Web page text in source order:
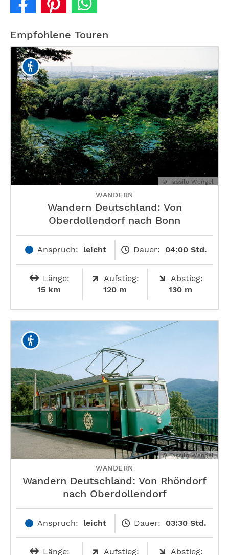
Empfohlene Touren
© Tassilo Wengel
WANDERN
Wandern Deutschland: Von
Oberdollendorf nach Bonn
Anspruch: leicht Dauer: 04:00 Std.
Länge:
15 km
Aufstieg:
120 m
Abstieg:
130 m
© Tassilo Wengel
WANDERN
Wandern Deutschland: Von Rhöndorf
nach ­Oberdollendorf
Anspruch: leicht Dauer: 03:30 Std.
Länge:
Aufstieg:
Abstieg: